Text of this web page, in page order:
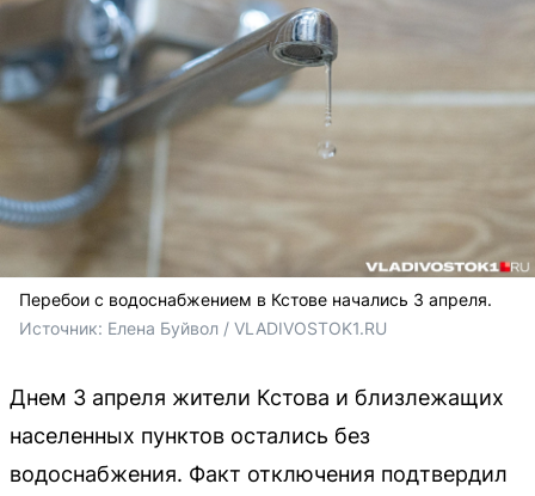
Перебои с водоснабжением в Кстове начались 3 апреля.
Источник: Елена Буйвол / VLADIVOSTOK1.RU
Днем 3 апреля жители Кстова и близлежащих
населенных пунктов остались без
водоснабжения. Факт отключения подтвердил